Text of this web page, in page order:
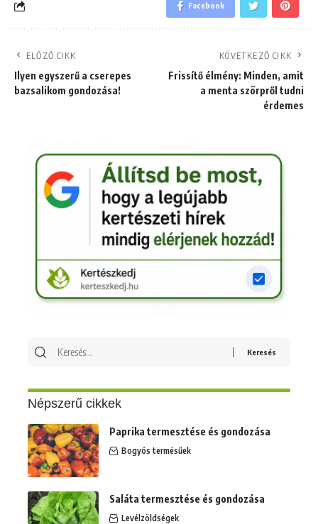
Facebook
ELŐZŐ CIKK
Ilyen egyszerű a cserepes
bazsalikom gondozása!
KÖVETKEZŐ CIKK
Frissítő élmény: Minden, amit
a menta szörpről tudni
érdemes
Keresés
Népszerű cikkek
Paprika termesztése és gondozása
Bogyós termésűek
Saláta termesztése és gondozása
Levélzöldségek